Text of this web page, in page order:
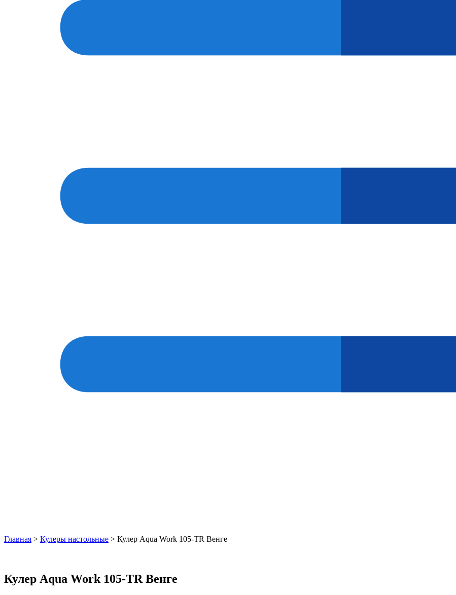
Главная > Кулеры настольные > Кулер Aqua Work 105-TR Венге
Кулер Aqua Work 105-TR Венге